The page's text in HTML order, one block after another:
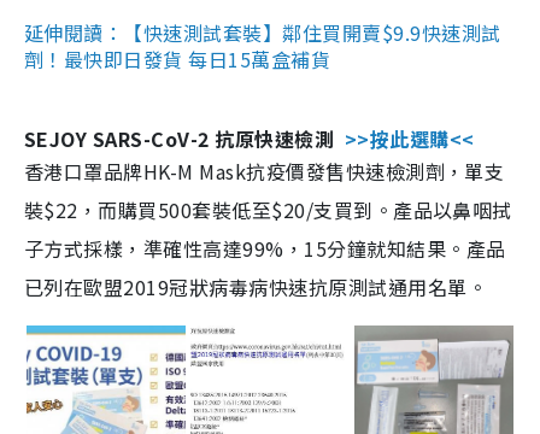
延伸閱讀：【快速測試套裝】鄰住買開賣$9.9快速測試
劑！最快即日發貨 每日15萬盒補貨
SEJOY SARS-CoV-2 抗原快速檢測 >>按此選購<<
香港口罩品牌HK-M Mask抗疫價發售快速檢測劑，單支
裝$22，而購買500套裝低至$20/支買到。產品以鼻咽拭
子方式採樣，準確性高達99%，15分鐘就知結果。產品
已列在歐盟2019冠狀病毒病快速抗原測試通用名單。